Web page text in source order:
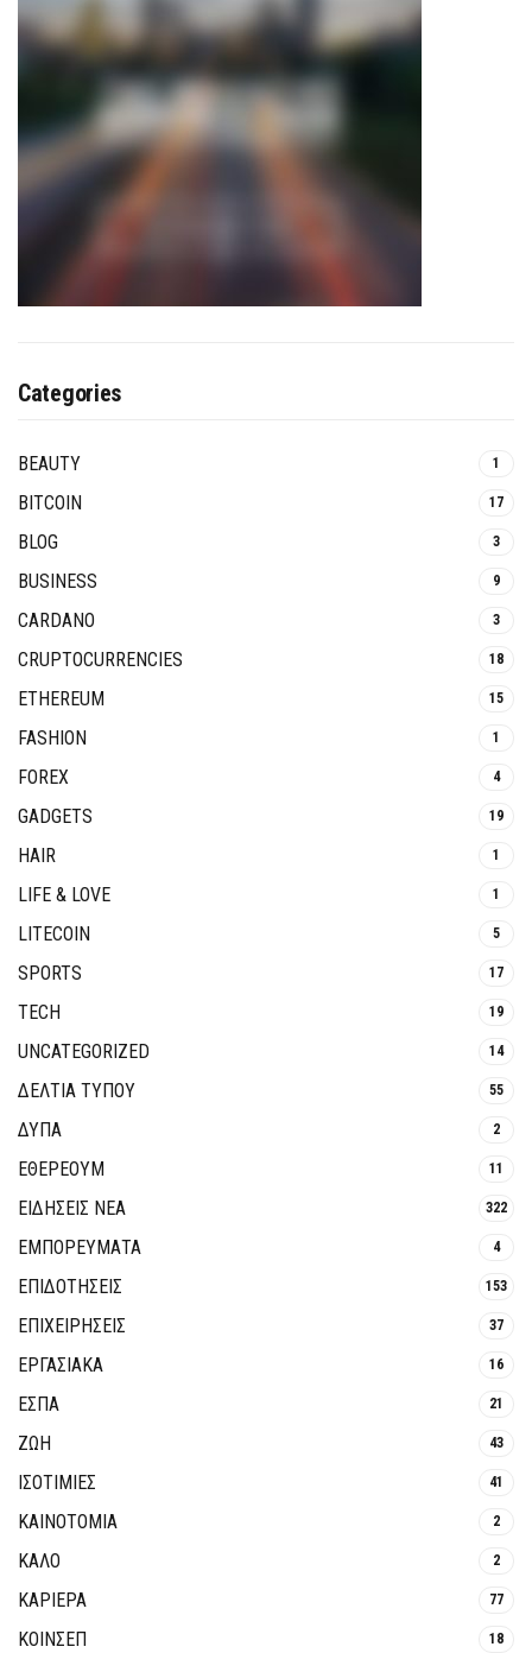
Categories
BEAUTY 1
BITCOIN 17
BLOG 3
BUSINESS 9
CARDANO 3
CRUPTOCURRENCIES 18
ETHEREUM 15
FASHION 1
FOREX 4
GADGETS 19
HAIR 1
LIFE & LOVE 1
LITECOIN 5
SPORTS 17
TECH 19
UNCATEGORIZED 14
ΔΕΛΤΙΑ ΤΥΠΟΥ 55
ΔΥΠΑ 2
ΕΘΈΡΕΟΥΜ 11
ΕΙΔΗΣΕΙΣ ΝΕΑ 322
ΕΜΠΟΡΕΥΜΑΤΑ 4
ΕΠΙΔΟΤΗΣΕΙΣ 153
ΕΠΙΧΕΙΡΗΣΕΙΣ 37
ΕΡΓΑΣΙΑΚΑ 16
ΕΣΠΑ 21
ΖΩΗ 43
ΙΣΟΤΙΜΙΕΣ 41
ΚΑΙΝΟΤΟΜΊΑ 2
ΚΑΛΟ 2
ΚΑΡΙΕΡΑ 77
ΚΟΙΝΣΕΠ 18